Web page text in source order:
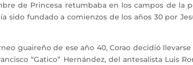
de Princesa retumbaba en los campos de la
sido fundado a comienzos de los años 30 por
guaireño de ese año 40, Corao decidió
“Gatico” Hernández, del antesalista Luis